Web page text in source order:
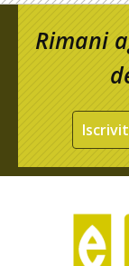
Rimani